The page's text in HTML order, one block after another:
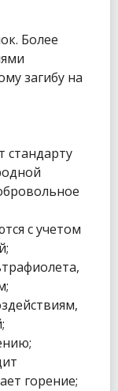
Более
загибу на
стандарту
с учетом
горение;